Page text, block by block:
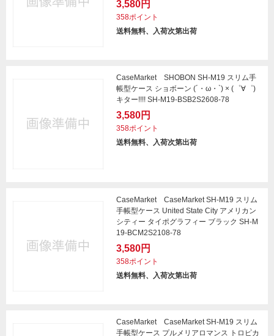
3,580円
358ポイント
送料無料、入荷次第出荷
CaseMarket SHOBON SH-M19 スリム手
帳型ケース ショボーン (´・ω・`) × (゜∀゜)
キター!!!! SH-M19-BSB2S2608-78
3,580円
358ポイント
送料無料、入荷次第出荷
CaseMarket CaseMarket SH-M19 スリム
手帳型ケース United State City アメリカン
シティー タイポグラフィー ブラック SH-M
19-BCM2S2108-78
3,580円
358ポイント
送料無料、入荷次第出荷
CaseMarket CaseMarket SH-M19 スリム
手帳型ケース プルメリアロマンス トロピカ